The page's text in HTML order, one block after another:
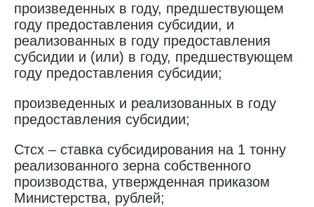
произведенных в году, предшествующем
году предоставления субсидии, и
реализованных в году предоставления
субсидии и (или) в году, предшествующем
году предоставления субсидии;
произведенных и реализованных в году
предоставления субсидии;
Cтсx – ставка субсидирования на 1 тонну
реализованного зерна собственного
производства, утвержденная приказом
Министерства, рублей;